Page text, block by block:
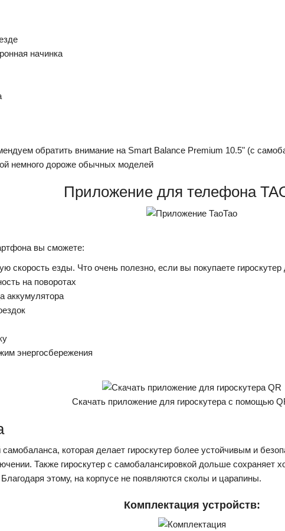
начинка
обратить внимание на Smart Balance Premium 10.5" (с
немного дороже обычных моделей
Приложение для телефона
вы сможете:
скорость езды. Что очень полезно, если вы покупаете гироскутер
на поворотах
аккумулятора
энергосбережения
Скачать приложение для гироскутера с помощью
которая делает гироскутер более устойчивым и
Также гироскутер с самобалансировкой дольше сохраняет
этому, на корпусе не появляются сколы и царапины.
Комплектация устройств: